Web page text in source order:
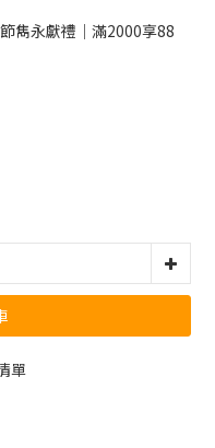
雋永獻禮｜滿2000享88
單